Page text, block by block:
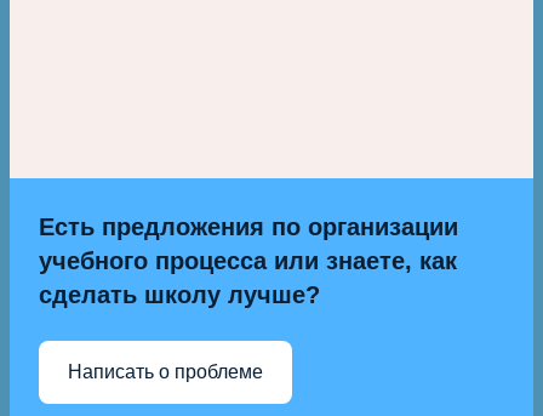
Есть предложения по организации
учебного процесса или знаете, как
сделать школу лучше?
Написать о проблеме